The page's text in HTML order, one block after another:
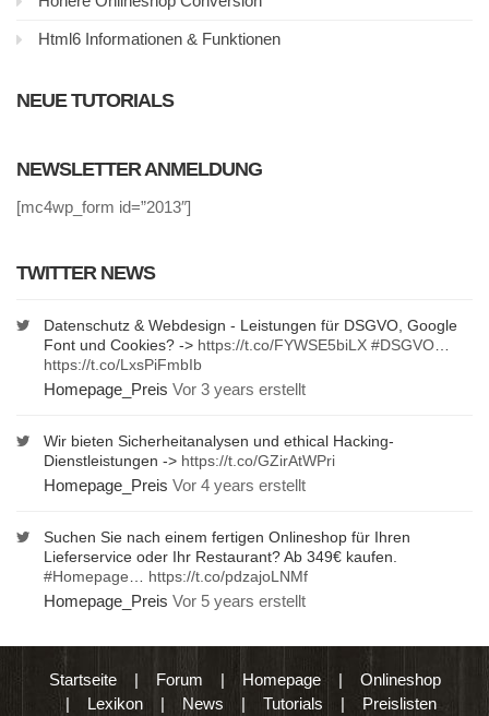
Html6 Informationen & Funktionen
NEUE TUTORIALS
NEWSLETTER ANMELDUNG
[mc4wp_form id=”2013″]
TWITTER NEWS
Datenschutz & Webdesign - Leistungen für DSGVO, Google
Font und Cookies? -> https://t.co/FYWSE5biLX #DSGVO
https://t.co/LxsPiFmbIb
Homepage_Preis Vor 3 years erstellt
Wir bieten Sicherheitanalysen und ethical Hacking-
Dienstleistungen -> https://t.co/GZirAtWPri
Homepage_Preis Vor 4 years erstellt
Suchen Sie nach einem fertigen Onlineshop für Ihren
Lieferservice oder Ihr Restaurant? Ab 349€ kaufen.
#Homepage
https://t.co/pdzajoLNMf
Homepage_Preis Vor 5 years erstellt
Startseite| Forum | Homepage| Onlineshop
| Lexikon | News | Tutorials | Preislisten